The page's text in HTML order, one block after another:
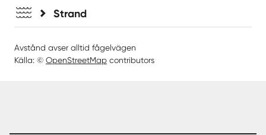
Strand
Avstånd avser alltid fågelvägen
Källa: © OpenStreetMap contributors